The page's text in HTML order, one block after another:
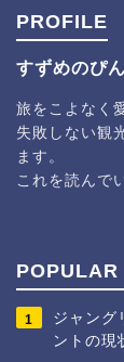
PROFILE
すずめのぴ
旅をこよなく
失敗しない観
ます。
これを読んで
POPULAR
1
ジャング
ントの現